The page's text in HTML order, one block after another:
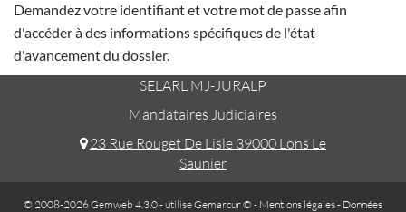
Demandez votre identifiant et votre mot de passe afin
d'accéder à des informations spécifiques de l'état
d'avancement du dossier.
SELARL MJ-JURALP
Mandataires Judiciaires
23 Rue Rouget De Lisle 39000 Lons Le
Saunier
© 2008-2026 Gemweb 4.3.0- utiliseGemarcur © - Mentions légales- Données